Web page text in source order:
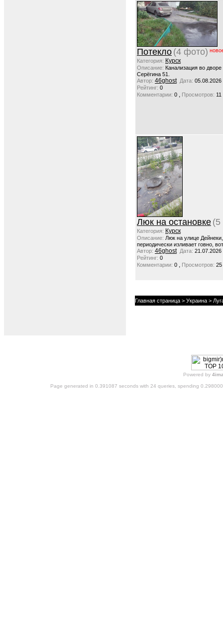
Потекло (4 фото)
Категория: Курск
Описание: Канализация во
Серёгина 51.
Автор: 46ghost Дата: 05.08.2026
Рейтинг: 0
Комментарии: 0 , Просмотров: 11
Люк на остановке (5
Категория: Курск
Описание: Люк на улице
периодически изливает говно,
Автор: 46ghost Дата: 21.07.2026
Рейтинг: 0
Комментарии: 0 , Просмотров: 25
Главная страница > Украина >
Powered by
Page generated in 0.391087 seconds with 24 queries, spending